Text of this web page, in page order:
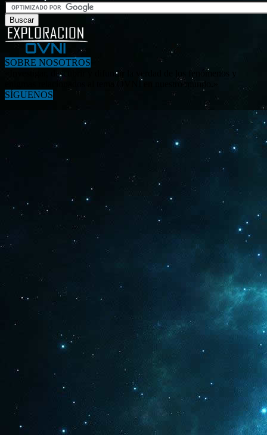
SOBRE NOSOTROS
«Investigar, descubrir y difundir la verdad de los fenómenos y
enigmas relacionados al tema OVNI en nuestro mundo.»
SÍGUENOS